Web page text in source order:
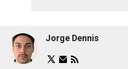
Jorge Dennis